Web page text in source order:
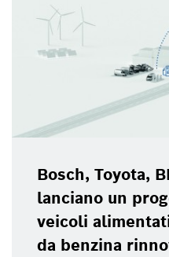
Bosch, Toyota,
lanciano un
veicoli
da benzina